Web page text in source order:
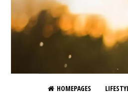
HOMEPAGES